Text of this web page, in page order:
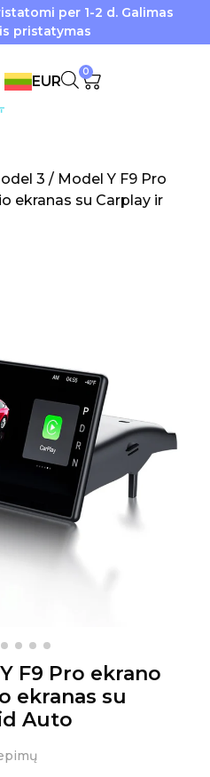
per 1-2 d. Galimas
pristatymas
EUR
0
3 / Model Y F9 Pro
ekranas su Carplay ir
F9 Pro ekrano
ekranas su
Auto